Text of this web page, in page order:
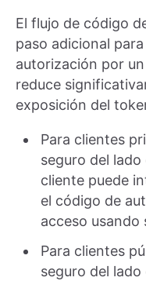
El flujo de código
paso adicional
autorización por
reduce
exposición del
Para clientes
seguro del
cliente puede
el código de
acceso usando
Para clientes
seguro del